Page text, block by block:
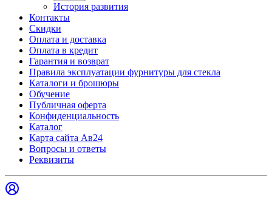
История развития
Контакты
Скидки
Оплата и доставка
Оплата в кредит
Гарантия и возврат
Правила эксплуатации фурнитуры для стекла
Каталоги и брошюры
Обучение
Публичная оферта
Конфиденциальность
Каталог
Карта сайта Ав24
Вопросы и ответы
Реквизиты